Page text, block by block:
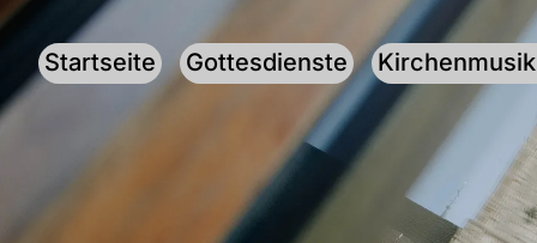
Startseite Gottesdienste Kirchenmusik